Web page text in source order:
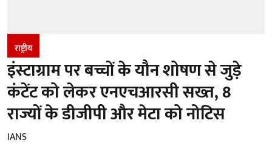
राष्ट्रीय
इंस्टाग्राम पर बच्चों के यौन शोषण से जुड़े
कंटेंट को लेकर एनएचआरसी सख्त, 8
राज्यों के डीजीपी और मेटा को नोटिस
IANS